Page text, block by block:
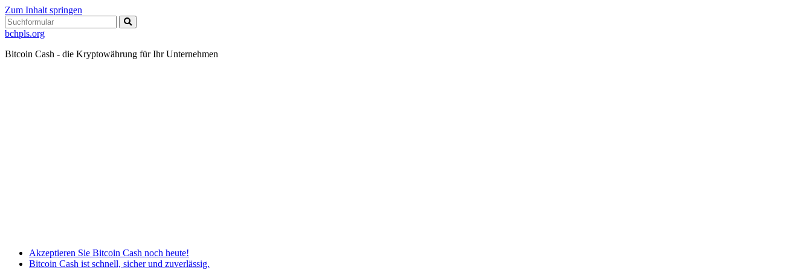
Zum Inhalt springen
Suchen
bchpls.org
Bitcoin Cash - die Kryptowährung für Ihr Unternehmen
Akzeptieren Sie Bitcoin Cash noch heute!
Bitcoin Cash ist schnell, sicher und zuverlässig.